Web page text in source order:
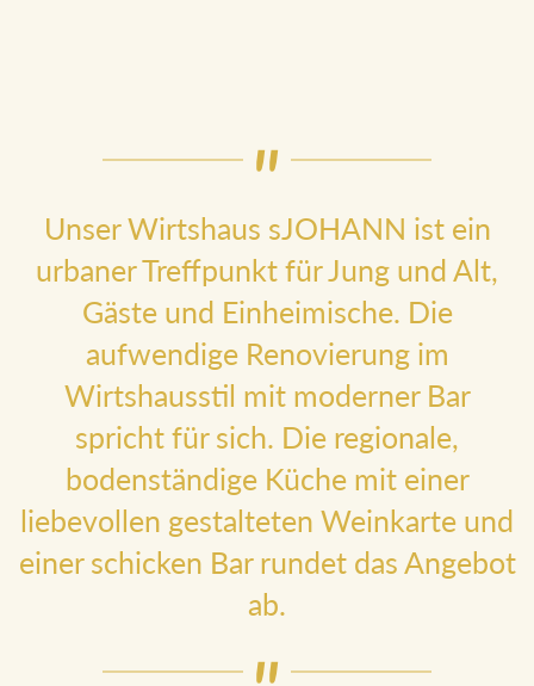
Unser Wirtshaus sJOHANN ist ein
urbaner Treffpunkt für Jung und Alt,
Gäste und Einheimische. Die
aufwendige Renovierung im
Wirtshausstil mit moderner Bar
spricht für sich. Die regionale,
bodenständige Küche mit einer
liebevollen gestalteten Weinkarte und
einer schicken Bar rundet das
Angebot ab.